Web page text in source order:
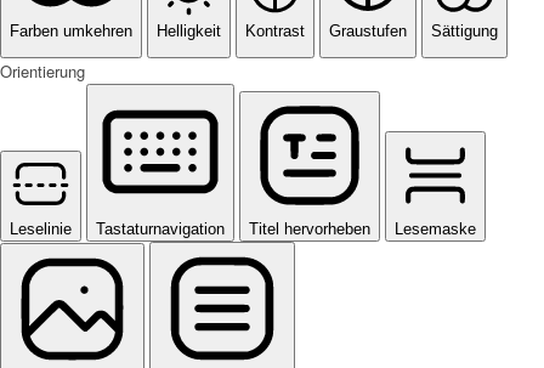
Farben umkehren Helligkeit Kontrast Graustufen Sättigung
Orientierung
Leselinie Tastaturnavigation Titel hervorheben Lesemaske